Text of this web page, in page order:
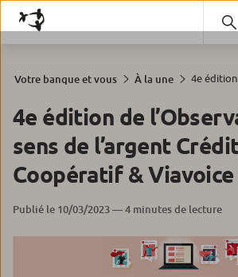
Votre banque et vous À la une 4e édition
4e édition de
sens de l’argent
Coopératif & Viavoice
Publié le 10/03/2023 — 4 minutes de lecture